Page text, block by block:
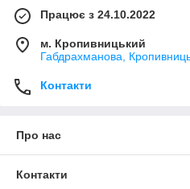
Працює з 24.10.2022
м. Кропивницький
Габдрахманова,
Контакти
Про нас
Контакти